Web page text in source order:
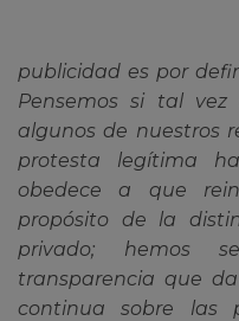
publicidad es por
Pensemos si tal vez
algunos de nuestros
protesta legítima
obedece a que
propósito de la
privado; hemos
transparencia que
continua sobre las